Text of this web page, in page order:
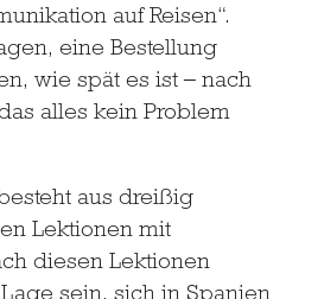
auf Reisen“.
eine Bestellung
wie spät es ist – nach
alles kein Problem
aus dreißig
Lektionen mit
diesen Lektionen
sein, sich in Spanien